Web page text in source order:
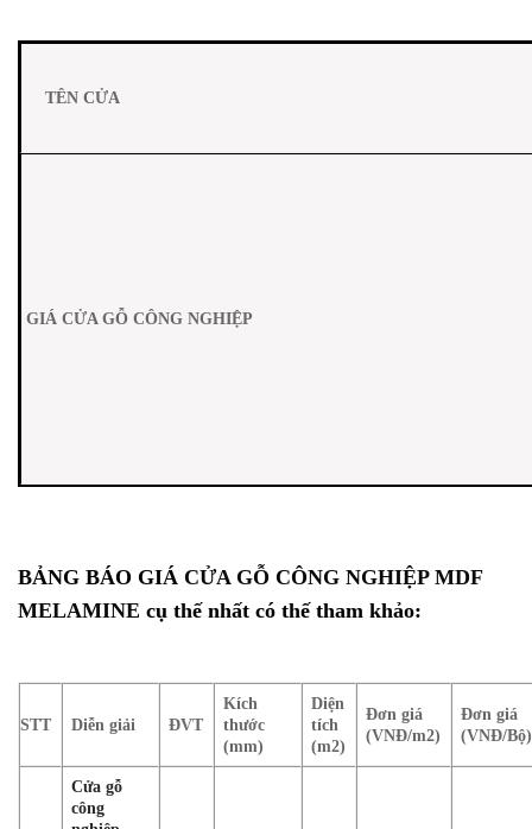
TÊN CỬA
GIÁ CỬA GỖ CÔNG NGHIỆP
BẢNG BÁO GIÁ CỬA GỖ CÔNG NGHIỆP MDF
MELAMINE cụ thế nhất có thế tham khảo:
STT Diễn giải ĐVT
Kích
thước
(mm)
Diện
tích
(m2)
Đơn giá
(VNĐ/m2)
Đơn giá
(VNĐ/Bộ)
Cửa gỗ
công